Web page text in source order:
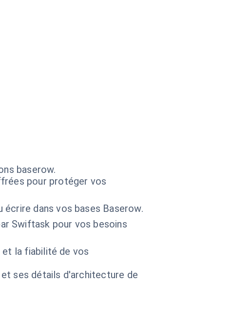
baserow.
pour protéger vos
dans vos bases Baserow.
Swiftask pour vos besoins
et la fiabilité de vos
et ses détails d'architecture de